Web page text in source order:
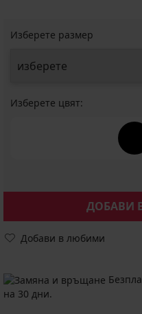
Изберете размер
Изберете цвят:
ДОБАВИ
Добави в любими
на 30 дни.